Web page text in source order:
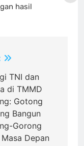
hasil
TNI dan
di TMMD
Gotong
Bangun
Gorong
Depan